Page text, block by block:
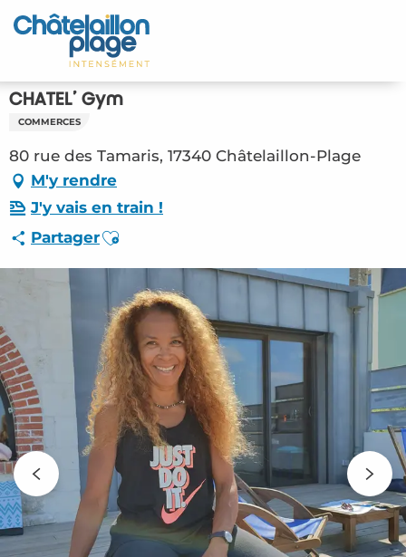
Aller
au
principal
Accueil
Découvrir
Activités
A vivre
Rendez-vous
Votre séjour
Espace Pro
CHATEL’ Gym
COMMERCES
80 rue des Tamaris, 17340 Châtelaillon-Plage
M'y rendre
J'y vais en train !
PartagerAjouter aux favoris